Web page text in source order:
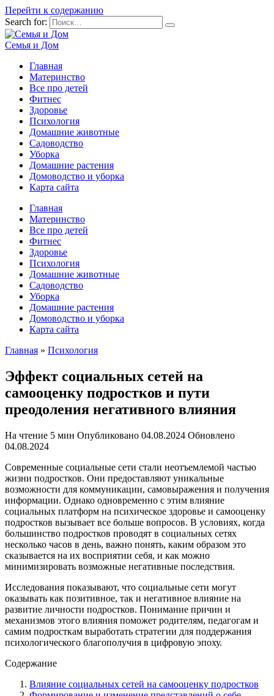
Перейти к содержанию
Search for:
Семья и Дом
Главная
Материнство
Все про детей
Фитнес
Здоровье
Психология
Домашние животные
Садоводство
Уборка
Домашние растения
Домоводство и уборка
Карта сайта
Главная
Материнство
Все про детей
Фитнес
Здоровье
Психология
Домашние животные
Садоводство
Уборка
Домашние растения
Домоводство и уборка
Карта сайта
Главная » Психология
Эффект социальных сетей на
самооценку подростков и пути
преодоления негативного влияния
На чтение 5 мин Опубликовано 04.08.2024 Обновлено
04.08.2024
Современные социальные сети стали неотъемлемой частью
жизни подростков. Они предоставляют уникальные
возможности для коммуникации, самовыражения и получения
информации. Однако одновременно с этим влияние
социальных платформ на психическое здоровье и самооценку
подростков вызывает все больше вопросов. В условиях, когда
большинство подростков проводят в социальных сетях
несколько часов в день, важно понять, каким образом это
сказывается на их восприятии себя, и как можно
минимизировать возможные негативные последствия.
Исследования показывают, что социальные сети могут
оказывать как позитивное, так и негативное влияние на
развитие личности подростков. Понимание причин и
механизмов этого влияния поможет родителям, педагогам и
самим подросткам выработать стратегии для поддержания
психологического благополучия в цифровую эпоху.
Содержание
Влияние социальных сетей на самооценку подростков